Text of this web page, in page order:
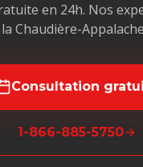
en 24h. Nos
la Chaudière-
Consultation
1-866-885-5750